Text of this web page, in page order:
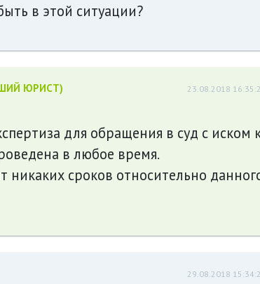
в этой ситуации?
ЮРИСТ) 23.08.2018
для обращения в суд с иском
в любое время.
никаких сроков относительно
29.08.2018